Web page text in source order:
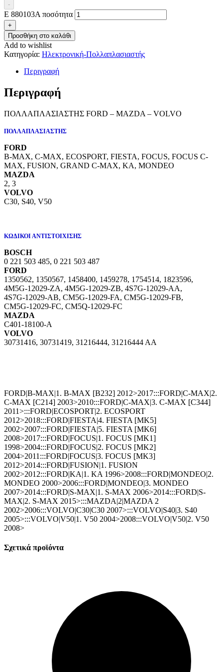
-
E 880103A ποσότητα
+
Προσθήκη στο καλάθι
Add to wishlist
Κατηγορία: Ηλεκτρονική-Πολλαπλασιαστής
Περιγραφή
Περιγραφή
ΠΟΛΛΑΠΛΑΣΙΑΣΤΗΣ FORD – MAZDA – VOLVO
ΠΟΛΛΑΠΛΑΣΙΑΣΤΗΣ
FORD
B-MAX, C-MAX, ECOSPORT, FIESTA, FOCUS, FOCUS C-
MAX, FUSION, GRAND C-MAX, KA, MONDEO
MAZDA
2, 3
VOLVO
C30, S40, V50
ΚΩΔΙΚΟΙ ΑΝΤΙΣΤΟΙΧΙΣΗΣ
BOSCH
0 221 503 485, 0 221 503 487
FORD
1350562, 1350567, 1458400, 1459278, 1754514, 1823596,
4M5G-12029-ZA, 4M5G-12029-ZB, 4S7G-12029-AA,
4S7G-12029-AB, CM5G-12029-FA, CM5G-12029-FB,
CM5G-12029-FC, CM5Q-12029-FC
MAZDA
C401-18100-A
VOLVO
30731416, 30731419, 31216444, 31216444 AA
FORD|B-MAX|1. B-MAX [B232] 2012>2017:::FORD|C-MAX|2.
C-MAX [C214] 2003>2010:::FORD|C-MAX|3. C-MAX [C344]
2011>:::FORD|ECOSPORT|2. ECOSPORT
2012>2018:::FORD|FIESTA|4. FIESTA [MK5]
2002>2007:::FORD|FIESTA|5. FIESTA [MK6]
2008>2017:::FORD|FOCUS|1. FOCUS [MK1]
1998>2004:::FORD|FOCUS|2. FOCUS [MK2]
2004>2011:::FORD|FOCUS|3. FOCUS [MK3]
2012>2014:::FORD|FUSION|1. FUSION
2002>2012:::FORD|KA|1. KA 1996>2008:::FORD|MONDEO|2.
MONDEO 2000>2006:::FORD|MONDEO|3. MONDEO
2007>2014:::FORD|S-MAX|1. S-MAX 2006>2014:::FORD|S-
MAX|2. S-MAX 2015>:::MAZDA|2|MAZDA 2
2002>2006:::VOLVO|C30|C30 2007>:::VOLVO|S40|3. S40
2005>:::VOLVO|V50|1. V50 2004>2008:::VOLVO|V50|2. V50
2008>
Σχετικά προϊόντα